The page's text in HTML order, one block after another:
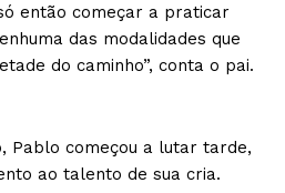
então começar a praticar
das modalidades que
do caminho”, conta o pai.
Pablo começou a lutar tarde,
ao talento de sua cria.